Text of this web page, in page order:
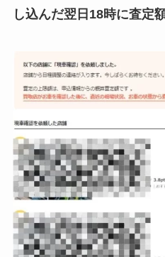
し込んだ翌日18時に査定